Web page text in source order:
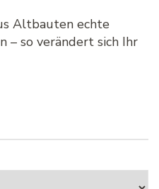
Altbauten echte
– so verändert sich Ihr